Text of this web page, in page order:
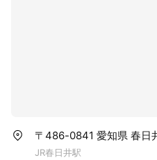
〒486-0841 愛知県 春日
JR春日井駅